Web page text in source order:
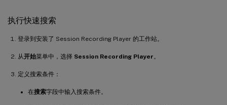
执行快速搜索
登录到安装了 Session Recording Player 的工作站。
从开始菜单中，选择 Session Recording Player 。
定义搜索条件：
在搜索字段中输入搜索条件。